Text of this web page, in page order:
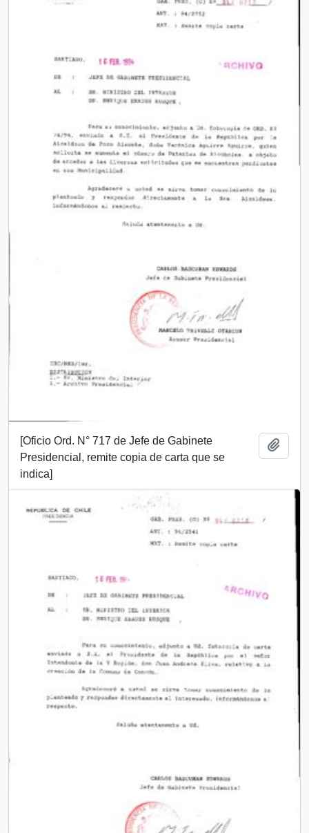
[Oficio Ord. N° 717 de Jefe de Gabinete
Presidencial, remite copia de carta que se
indica]